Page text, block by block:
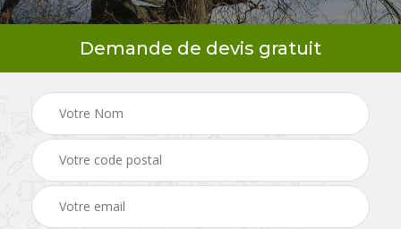
Demande de devis gratuit